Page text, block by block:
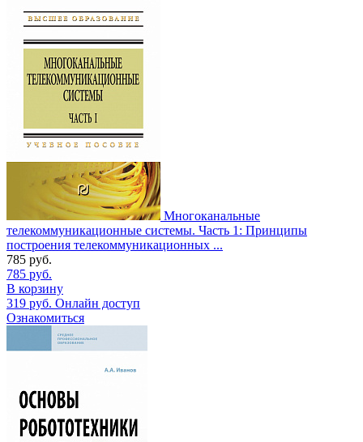
Многоканальные
телекоммуникационные системы. Часть 1: Принципы
построения телекоммуникационных ...
785 руб.
785 руб.
В корзину
319 руб. Онлайн доступ
Ознакомиться